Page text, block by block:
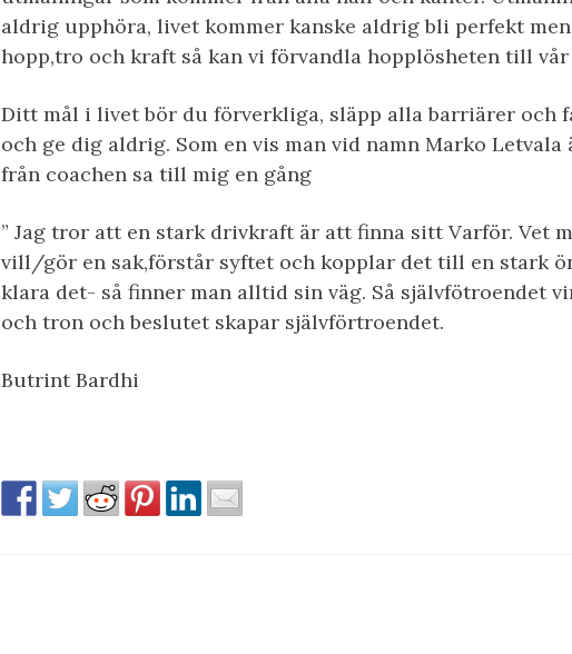
aldrig upphöra, livet kommer kanske aldrig bli perfekt
hopp,tro och kraft så kan vi förvandla hopplösheten till
Ditt mål i livet bör du förverkliga, släpp alla barriärer och
och ge dig aldrig. Som en vis man vid namn Marko Letvala
från coachen sa till mig en gång
” Jag tror att en stark drivkraft är att finna sitt Varför. Vet
vill/gör en sak,förstår syftet och kopplar det till en stark
klara det- så finner man alltid sin väg. Så självfötroendet
och tron och beslutet skapar självförtroendet.
Butrint Bardhi